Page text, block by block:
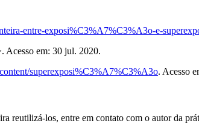
entre-exposi%C3%A7%C3%A3o-e-
Acesso em: 30 jul. 2020.
superexposi%C3%A7%C3%A3o. Acesso
reutilizá-los, entre em contato com o autor da